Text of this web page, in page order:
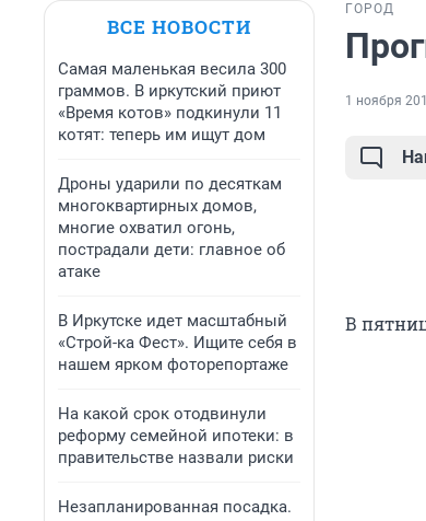
ВСЕ НОВОСТИ
Самая маленькая весила 300
граммов. В иркутский приют
«Время котов» подкинули 11
котят: теперь им ищут дом
Дроны ударили по десяткам
многоквартирных домов,
многие охватил огонь,
пострадали дети: главное об
атаке
В Иркутске идет масштабный
«Строй-ка Фест». Ищите себя в
нашем ярком фоторепортаже
На какой срок отодвинули
реформу семейной ипотеки: в
правительстве назвали риски
Незапланированная посадка.
ГОРОД
1 ноября
В